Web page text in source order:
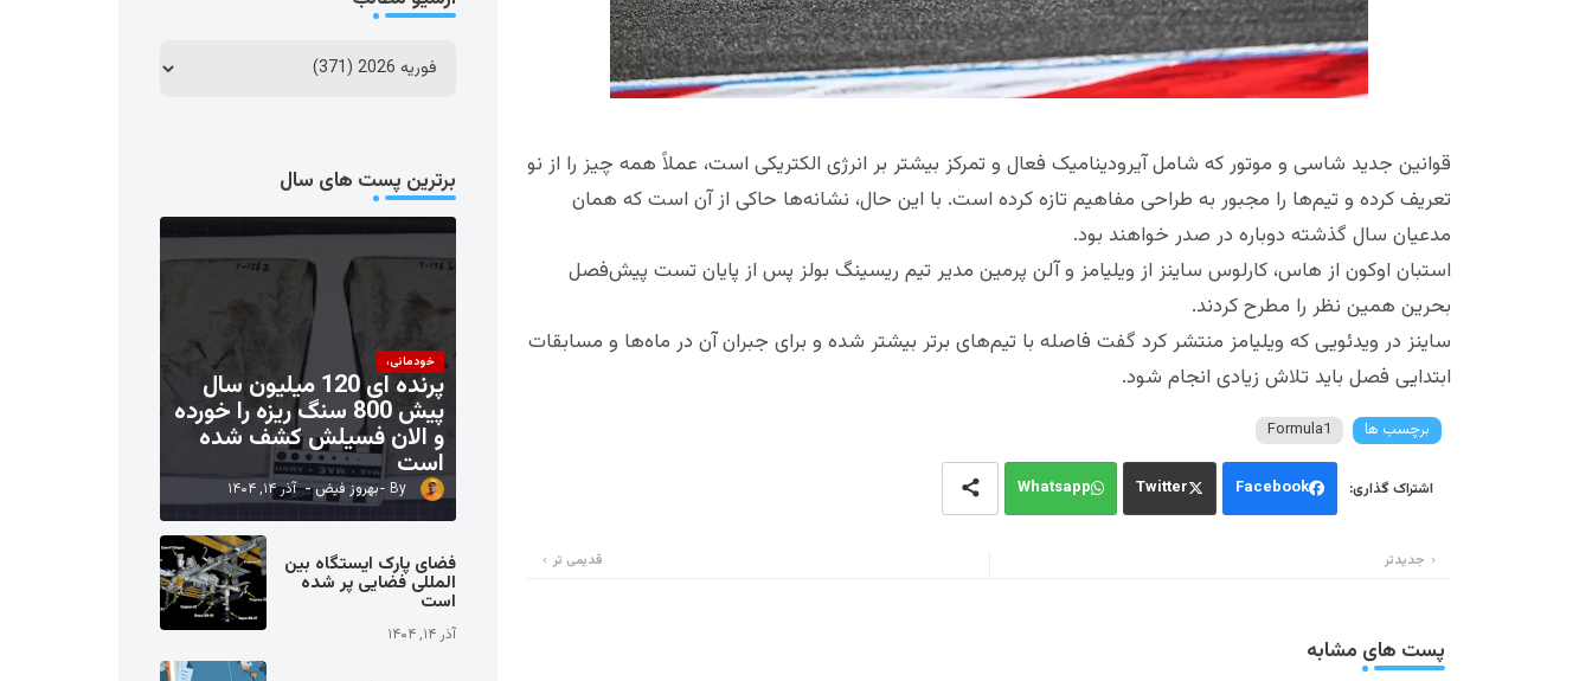
قوانین جدید شاسی و موتور که شامل آیرودینامیک فعال و تمرکز بیشتر بر انرژی الکتریکی است، عملاً همه چیز را از نو
تعریف کرده و تیم‌ها را مجبور به طراحی مفاهیم تازه کرده است. با این حال، نشانه‌ها حاکی از آن است که همان
مدعیان سال گذشته دوباره در صدر خواهند بود.
استبان اوکون از هاس، کارلوس ساینز از ویلیامز و آلن پرمین مدیر تیم ریسینگ بولز پس از پایان تست پیش‌فصل
بحرین همین نظر را مطرح کردند.
ساینز در ویدئویی که ویلیامز منتشر کرد گفت فاصله با تیم‌های برتر بیشتر شده و برای جبران آن در ماه‌ها و مسابقات
ابتدایی فصل باید تلاش زیادی انجام شود.
برچسب ها Formula1
Facebook
Twitter
Whatsapp
جدیدتر قدیمی تر
پست های مشابه
برترین پست های سال
خودمانی،
پرنده ای 120 میلیون سال
پیش 800 سنگ ریزه را خورده
و الان فسیلش کشف شده
است
بهروز فیض آذر ۱۴, ۱۴۰۴
فضای پارک ایستگاه بین
المللی فضایی پر شده
است
آذر ۱۴, ۱۴۰۴